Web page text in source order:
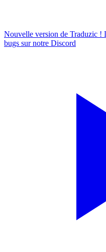
Nouvelle version de Traduzic !
bugs sur notre Discord